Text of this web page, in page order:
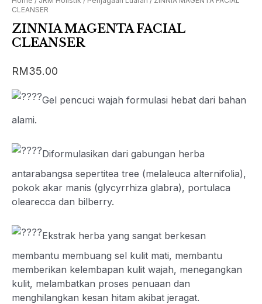
CLEANSER
ZINNIA MAGENTA FACIAL
CLEANSER
RM35.00
Gel pencuci wajah formulasi hebat dari bahan
alami.
Diformulasikan dari gabungan herba
antarabangsa sepertitea tree (melaleuca alternifolia),
pokok akar manis (glycyrrhiza glabra), portulaca
olearecca dan bilberry.
Ekstrak herba yang sangat berkesan
membantu membuang sel kulit mati, membantu
memberikan kelembapan kulit wajah, menegangkan
kulit, melambatkan proses penuaan dan
menghilangkan kesan hitam akibat jeragat.